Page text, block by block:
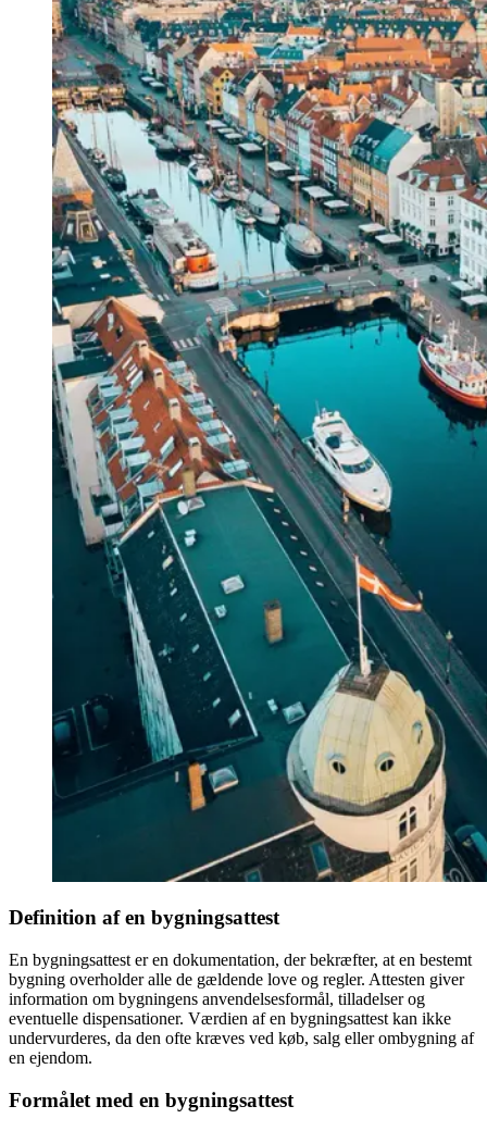
Definition af en bygningsattest
En bygningsattest er en dokumentation, der bekræfter, at en bestemt
bygning overholder alle de gældende love og regler. Attesten giver
information om bygningens anvendelsesformål, tilladelser og
eventuelle dispensationer. Værdien af en bygningsattest kan ikke
undervurderes, da den ofte kræves ved køb, salg eller ombygning af
en ejendom.
Formålet med en bygningsattest